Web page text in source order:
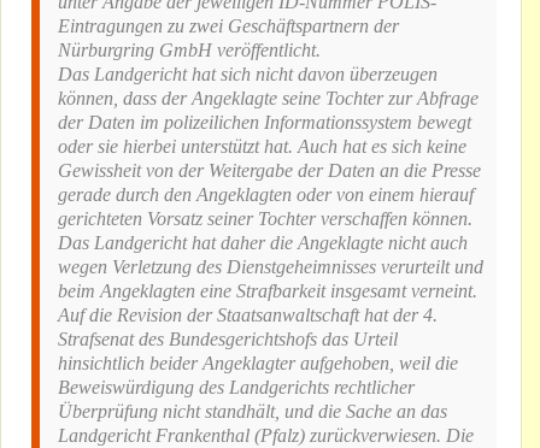
Eintragungen zu zwei Geschäftspartnern der
Nürburgring GmbH veröffentlicht.
Das Landgericht hat sich nicht davon überzeugen
können, dass der Angeklagte seine Tochter zur Abfrage
der Daten im polizeilichen Informationssystem bewegt
oder sie hierbei unterstützt hat. Auch hat es sich keine
Gewissheit von der Weitergabe der Daten an die Presse
gerade durch den Angeklagten oder von einem hierauf
gerichteten Vorsatz seiner Tochter verschaffen können.
Das Landgericht hat daher die Angeklagte nicht auch
wegen Verletzung des Dienstgeheimnisses verurteilt und
beim Angeklagten eine Strafbarkeit insgesamt verneint.
Auf die Revision der Staatsanwaltschaft hat der 4.
Strafsenat des Bundesgerichtshofs das Urteil
hinsichtlich beider Angeklagter aufgehoben, weil die
Beweiswürdigung des Landgerichts rechtlicher
Überprüfung nicht standhält, und die Sache an das
Landgericht Frankenthal (Pfalz) zurückverwiesen. Die